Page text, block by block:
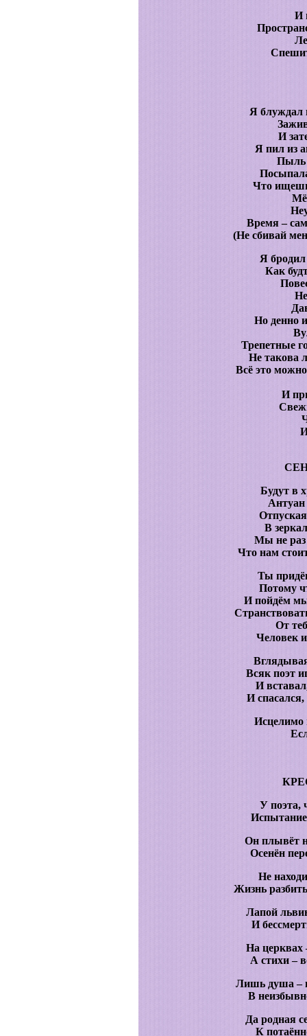
И
Я блуждал
И
Я пил из
Пыль
Что
Время –
(Не сбивай
Я бродил
Как
Но денно
Трепетные
Не такова
Всё это
И
Будут в
Антуан
В
Мы не раз
Что нам
Ты
Потому
И пойдём
От
Человек
Всяк поэт
И
И
Исцелимо
У поэта,
Испытание
Он плывёт
Осенён
Не
Жизнь
Лапой
И
На церквах
А стихи –
Лишь душа –
В
Да родная
К